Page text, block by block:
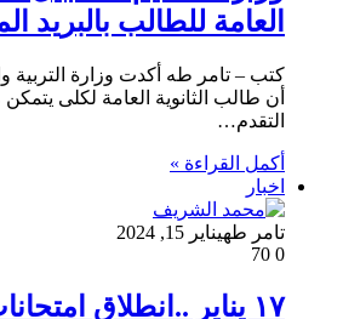
العامة للطالب بالبريد
كتب – تامر طه أكدت وزارة التربية
أن طالب الثانوية العامة لكلى
التقدم…
أكمل القراءة »
اخبار
تامر طهيناير 15, 2024
0
١٧ يناير ..انطلاق